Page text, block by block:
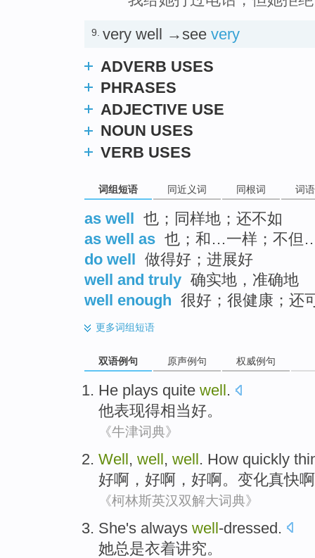
9. very well →see very
ADVERB USES
PHRASES
ADJECTIVE USE
NOUN USES
VERB USES
词组短语 同近义词 同根词 词
as well
也；同样地；还不如
as well as 也；和…一样；不但
do well
做得好；进展好
well and truly 确实地，准确地
well enough 很好；很健康；还
更多词组短语
双语例句 原声例句 权威例句
He plays quite well.
他表现得相当好。
《牛津词典》
Well, well, well. How quickly
好啊，好啊，好啊。变化真快
《柯林斯英汉双解大词典》
She's always well-dressed.
她总是衣着讲究。